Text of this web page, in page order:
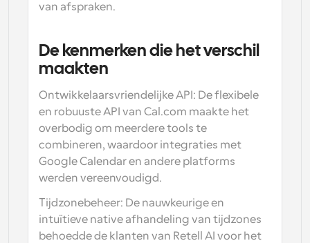
van afspraken.
De kenmerken die het verschil
maakten
Ontwikkelaarsvriendelijke API: De flexibele
en robuuste API van Cal.com maakte het
overbodig om meerdere tools te
combineren, waardoor integraties met
Google Calendar en andere platforms
werden vereenvoudigd.
Tijdzonebeheer: De nauwkeurige en
intuïtieve native afhandeling van tijdzones
behoedde de klanten van Retell AI voor het